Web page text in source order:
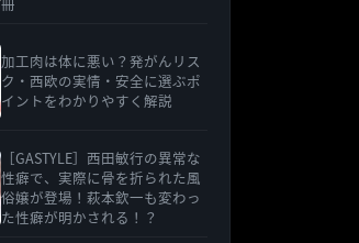
加工肉は体に悪い？発がんリス
ク・西欧の実情・安全に選ぶポ
イントをわかりやすく解説
［GASTYLE］西田敏行の異常な
性癖で、実際に骨を折られた風
俗嬢が登場！萩本欽一も変わっ
た性癖が明かされる！？